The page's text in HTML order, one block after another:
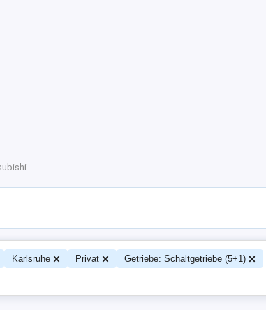
Karlsruhe Privat
Getriebe: Schaltgetriebe (5+1)